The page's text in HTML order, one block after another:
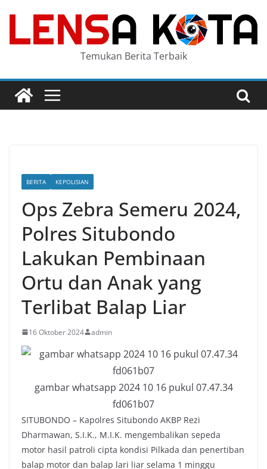
content
Temukan Berita Terbaik
BERITA KEPOLISIAN
Ops Zebra Semeru 2024,
Polres Situbondo
Lakukan Pembinaan
Ortu dan Anak yang
Terlibat Balap Liar
16 Oktober 2024 admin
gambar whatsapp 2024 10 16 pukul 07.47.34
fd061b07
SITUBONDO – Kapolres Situbondo AKBP Rezi
Dharmawan, S.I.K., M.I.K. mengembalikan sepeda
motor hasil patroli cipta kondisi Pilkada dan penertiban
balap motor dan balap lari liar selama 1 minggu